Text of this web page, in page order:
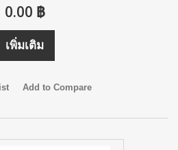
0.00 ฿
เพิ่มเติม
Add to Compare